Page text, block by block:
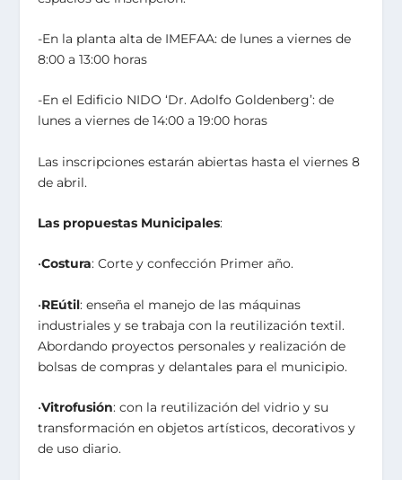
-En la planta alta de IMEFAA: de lunes a viernes de
8:00 a 13:00 horas
-En el Edificio NIDO ‘Dr. Adolfo Goldenberg’: de
lunes a viernes de 14:00 a 19:00 horas
Las inscripciones estarán abiertas hasta el viernes 8
de abril.
Las propuestas Municipales:
•Costura: Corte y confección Primer año.
•REútil: enseña el manejo de las máquinas
industriales y se trabaja con la reutilización textil.
Abordando proyectos personales y realización de
bolsas de compras y delantales para el municipio.
•Vitrofusión: con la reutilización del vidrio y su
transformación en objetos artísticos, decorativos y
de uso diario.